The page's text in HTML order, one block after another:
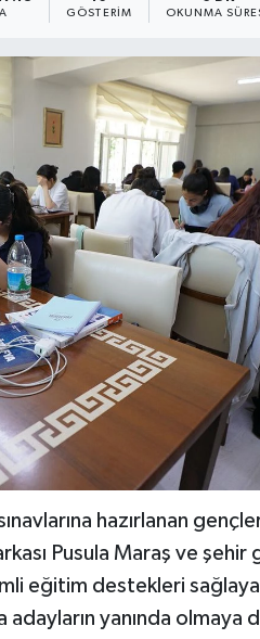
GÖSTERIM OKUNMA
hazırlanan
Pusula Maraş ve şehir
eğitim destekleri
yanında olmaya